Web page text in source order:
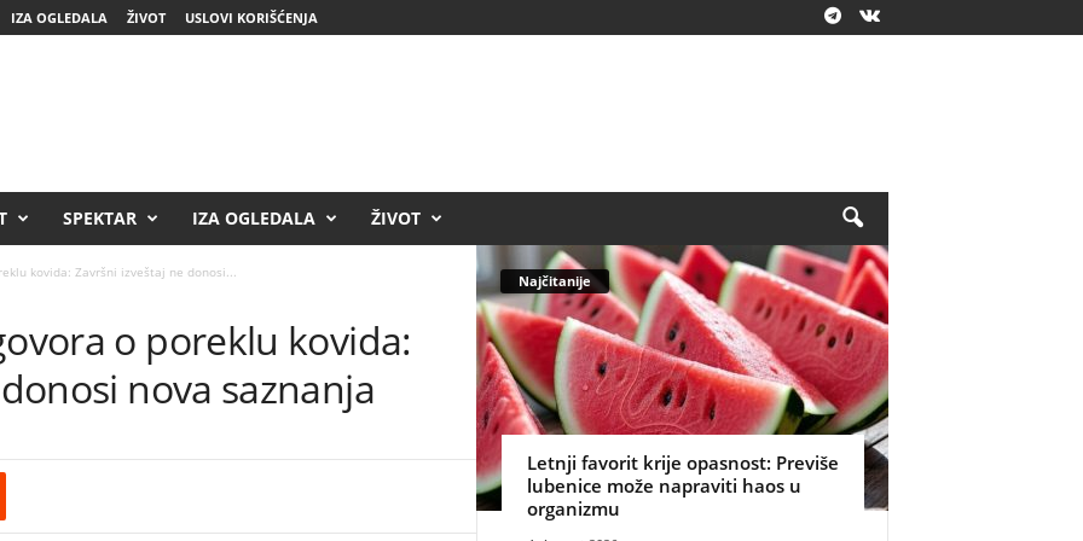
IZA OGLEDALA ŽIVOT USLOVI KORIŠĆENJA
SPEKTAR IZA OGLEDALA ŽIVOT
kovida: Završni izveštaj ne donosi...
o poreklu kovida:
nova saznanja
Najčitanije
Letnji favorit krije opasnost: Previše
lubenice može napraviti haos u
organizmu